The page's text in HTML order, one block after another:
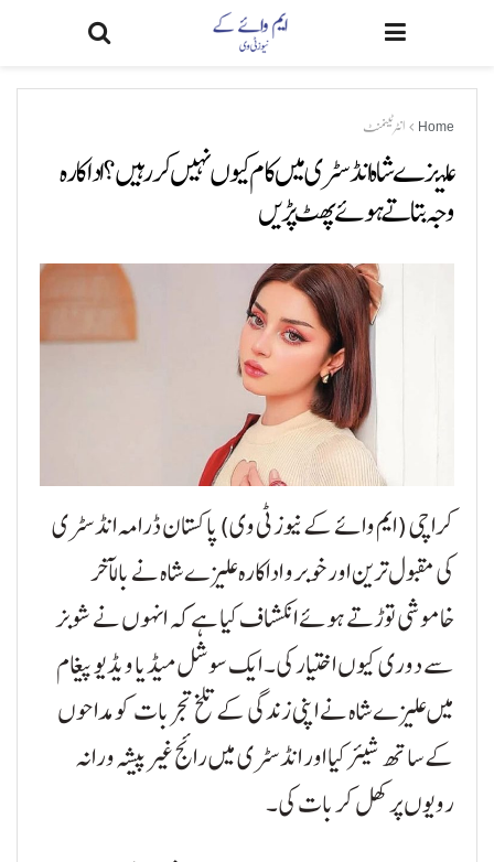
Home انٹرٹینمنٹ
علیزے شاہ انڈسٹری میں کام کیوں نہیں کررہیں؟ اداکارہ
وجہ بتاتے ہوئے پھٹ پڑیں
کراچی (ایم وائے کے نیوز ٹی وی) پاکستان ڈرامہ انڈسٹری
کی مقبول ترین اور خوبرو اداکارہ علیزے شاہ نے بالآخر
خاموشی توڑتے ہوئے انکشاف کیا ہے کہ انہوں نے شوبز
سے دوری کیوں اختیار کی۔ ایک سوشل میڈیا ویڈیو پیغام
میں علیزے شاہ نے اپنی زندگی کے تلخ تجربات کو مداحوں
کے ساتھ شیئر کیا اور انڈسٹری میں رائج غیر پیشہ ورانہ
رویوں پر کھل کر بات کی۔